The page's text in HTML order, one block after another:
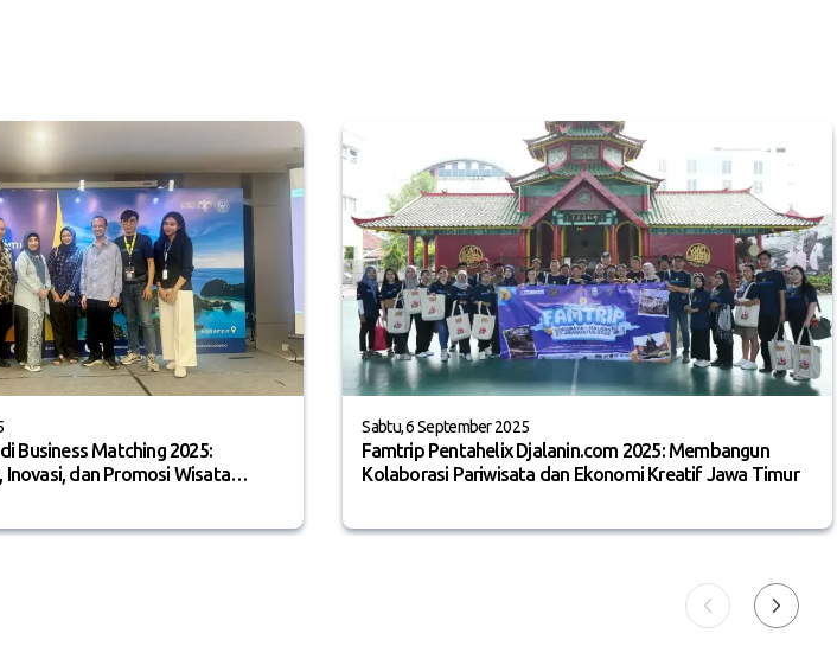
Business Matching 2025:
Inovasi, dan Promosi Wisata
Sabtu, 6 September 2025
Famtrip Pentahelix Djalanin.com 2025: Membangun
Kolaborasi Pariwisata dan Ekonomi Kreatif Jawa Timur